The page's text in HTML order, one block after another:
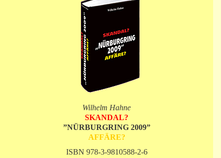
Wilhelm Hahne
SKANDAL?
”NÜRBURGRING 2009”
AFFÄRE?
ISBN 978-3-9810588-2-6